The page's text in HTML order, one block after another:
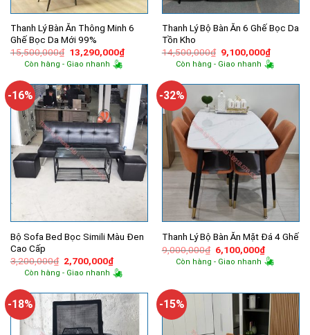
Thanh Lý Bàn Ăn Thông Minh 6
Ghế Bọc Da Mới 99%
15,500,000₫ Giá
gốc
là:
13,290,000₫Giá
hiện
13,290,000₫.
Còn hàng - Giao nhanh
Thanh Lý Bộ Bàn Ăn 6 Ghế Bọc Da
Tồn Kho
14,500,000₫ Giá
gốc
là:
9,100,000₫Giá
hiện
tại
Còn hàng - Giao nhanh
-16%
Bộ Sofa Bed Bọc Simili Màu Đen
Cao Cấp
3,200,000₫ Giá
gốc
là:
2,700,000₫Giá
hiện
tại
2,700,000₫.
Còn hàng - Giao nhanh
-32%
Thanh Lý Bộ Bàn Ăn Mặt Đá 4 Ghế
9,000,000₫ Giá
gốc
là:
6,100,000₫Giá
hiện
tại
Còn hàng - Giao nhanh
-18% -15%